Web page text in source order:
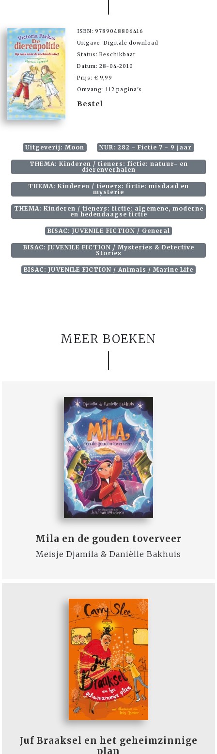
ISBN: 9789048806416
Uitgave: Digitale download
Status: Beschikbaar
Datum: 28-04-2010
Prijs: € 9,99
Omvang: 112 pagina's
Bestel
Uitgeverij: Moon NUR: 282 - Fictie 7 - 9 jaar
THEMA: Kinderen / tieners: fictie: natuur- en
dierenverhalen
THEMA: Kinderen / tieners: fictie: misdaad en
mysterie
THEMA: Kinderen / tieners: fictie: algemene, moderne
en hedendaagse fictie
BISAC: JUVENILE FICTION / General
BISAC: JUVENILE FICTION / Mysteries & Detective
Stories
BISAC: JUVENILE FICTION / Animals / Marine Life
MEER BOEKEN
Mila en de gouden toverveer
Meisje Djamila & Daniëlle Bakhuis
Juf Braaksel en het geheimzinnige
plan